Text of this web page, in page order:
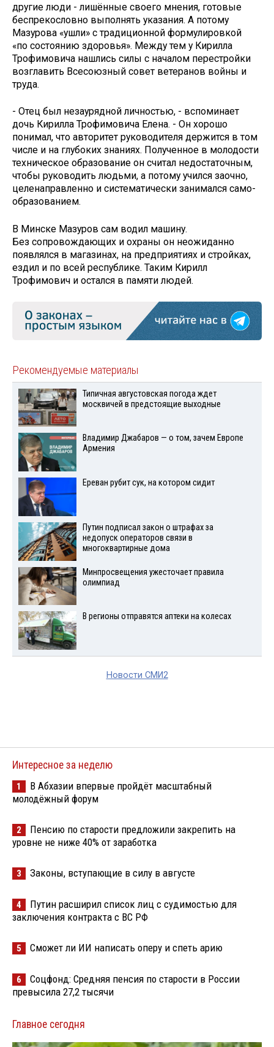
другие люди - лишённые своего мнения, готовые
беспрекословно выполнять указания. А потому
Мазурова «ушли» с традиционной формулировкой
«по состоянию здоровья». Между тем у Кирилла
Трофимовича нашлись силы с началом перестройки
возглавить Всесоюзный совет ветеранов войны и
труда.
- Отец был незаурядной личностью, - вспоминает
дочь Кирилла Трофимовича Елена. - Он хорошо
понимал, что авторитет руководителя держится в том
числе и на глубоких знаниях. Полученное в молодости
техническое образование он считал недостаточным,
чтобы руководить людьми, а потому учился заочно,
целенаправленно и систематически занимался само­
образованием.
В Минске Мазуров сам водил машину.
Без сопровождающих и охраны он неожиданно
появлялся в магазинах, на предприятиях и стройках,
ездил и по всей республике. Таким Кирилл
Трофимович и остался в памяти людей.
Рекомендуемые материалы
Типичная августовская погода ждет
москвичей в предстоящие выходные
Владимир Джабаров — о том, зачем Европе
Армения
Ереван рубит сук, на котором сидит
Путин подписал закон о штрафах за
недопуск операторов связи в
многоквартирные дома
Минпросвещения ужесточает правила
олимпиад
В регионы отправятся аптеки на колесах
Новости СМИ2
Интересное за неделю
1
В Абхазии впервые пройдёт масштабный
молодёжный форум
2
Пенсию по старости предложили закрепить на
уровне не ниже 40% от заработка
3 Законы, вступающие в силу в августе
4
Путин расширил список лиц с судимостью для
заключения контракта с ВС РФ
5 Сможет ли ИИ написать оперу и спеть арию
6
Соцфонд: Средняя пенсия по старости в России
превысила 27,2 тысячи
Главное сегодня